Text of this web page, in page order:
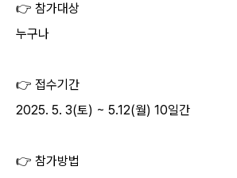
👉 참가대상
누구나
👉 접수기간
2025. 5. 3(토) ~ 5.12(월) 10일간
👉 참가방법